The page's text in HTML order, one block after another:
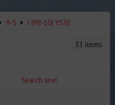
9-5 I (98-10) YS3E
33 items
Search text